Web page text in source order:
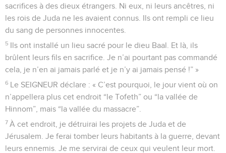
sacrifices à des dieux étrangers. Ni eux, ni leurs ancêtres, ni
les rois de Juda ne les avaient connus. Ils ont rempli ce lieu
du sang de personnes innocentes.
5 Ils ont installé un lieu sacré pour le dieu Baal. Et là, ils
brûlent leurs fils en sacrifice. Je n’ai pourtant pas commandé
cela, je n’en ai jamais parlé et je n’y ai jamais pensé !” »
6 Le SEIGNEUR déclare : « C’est pourquoi, le jour vient où on
n’appellera plus cet endroit “le Tofeth” ou “la vallée de
Hinnom”, mais “la vallée du massacre”.
7 À cet endroit, je détruirai les projets de Juda et de
Jérusalem. Je ferai tomber leurs habitants à la guerre, devant
leurs ennemis. Je me servirai de ceux qui veulent leur mort.